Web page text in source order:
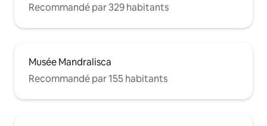
Recommandé par 329 habitants
Musée Mandralisca
Recommandé par 155 habitants